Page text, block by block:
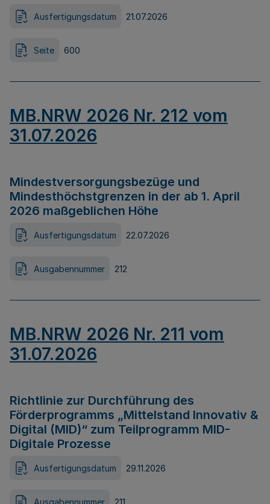
Ausfertigungsdatum 21.07.2026
Seite 600
MB.NRW 2026 Nr. 212 vom
31.07.2026
Mindestversorgungsbezüge und
Mindesthöchstgrenzen in der ab 1. April
2026 maßgeblichen Höhe
Ausfertigungsdatum 22.07.2026
Ausgabennummer 212
MB.NRW 2026 Nr. 211 vom
31.07.2026
Richtlinie zur Durchführung des
Förderprogramms „Mittelstand Innovativ &
Digital (MID)“ zum Teilprogramm MID-
Digitale Prozesse
Ausfertigungsdatum 29.11.2026
Ausgabennummer 211